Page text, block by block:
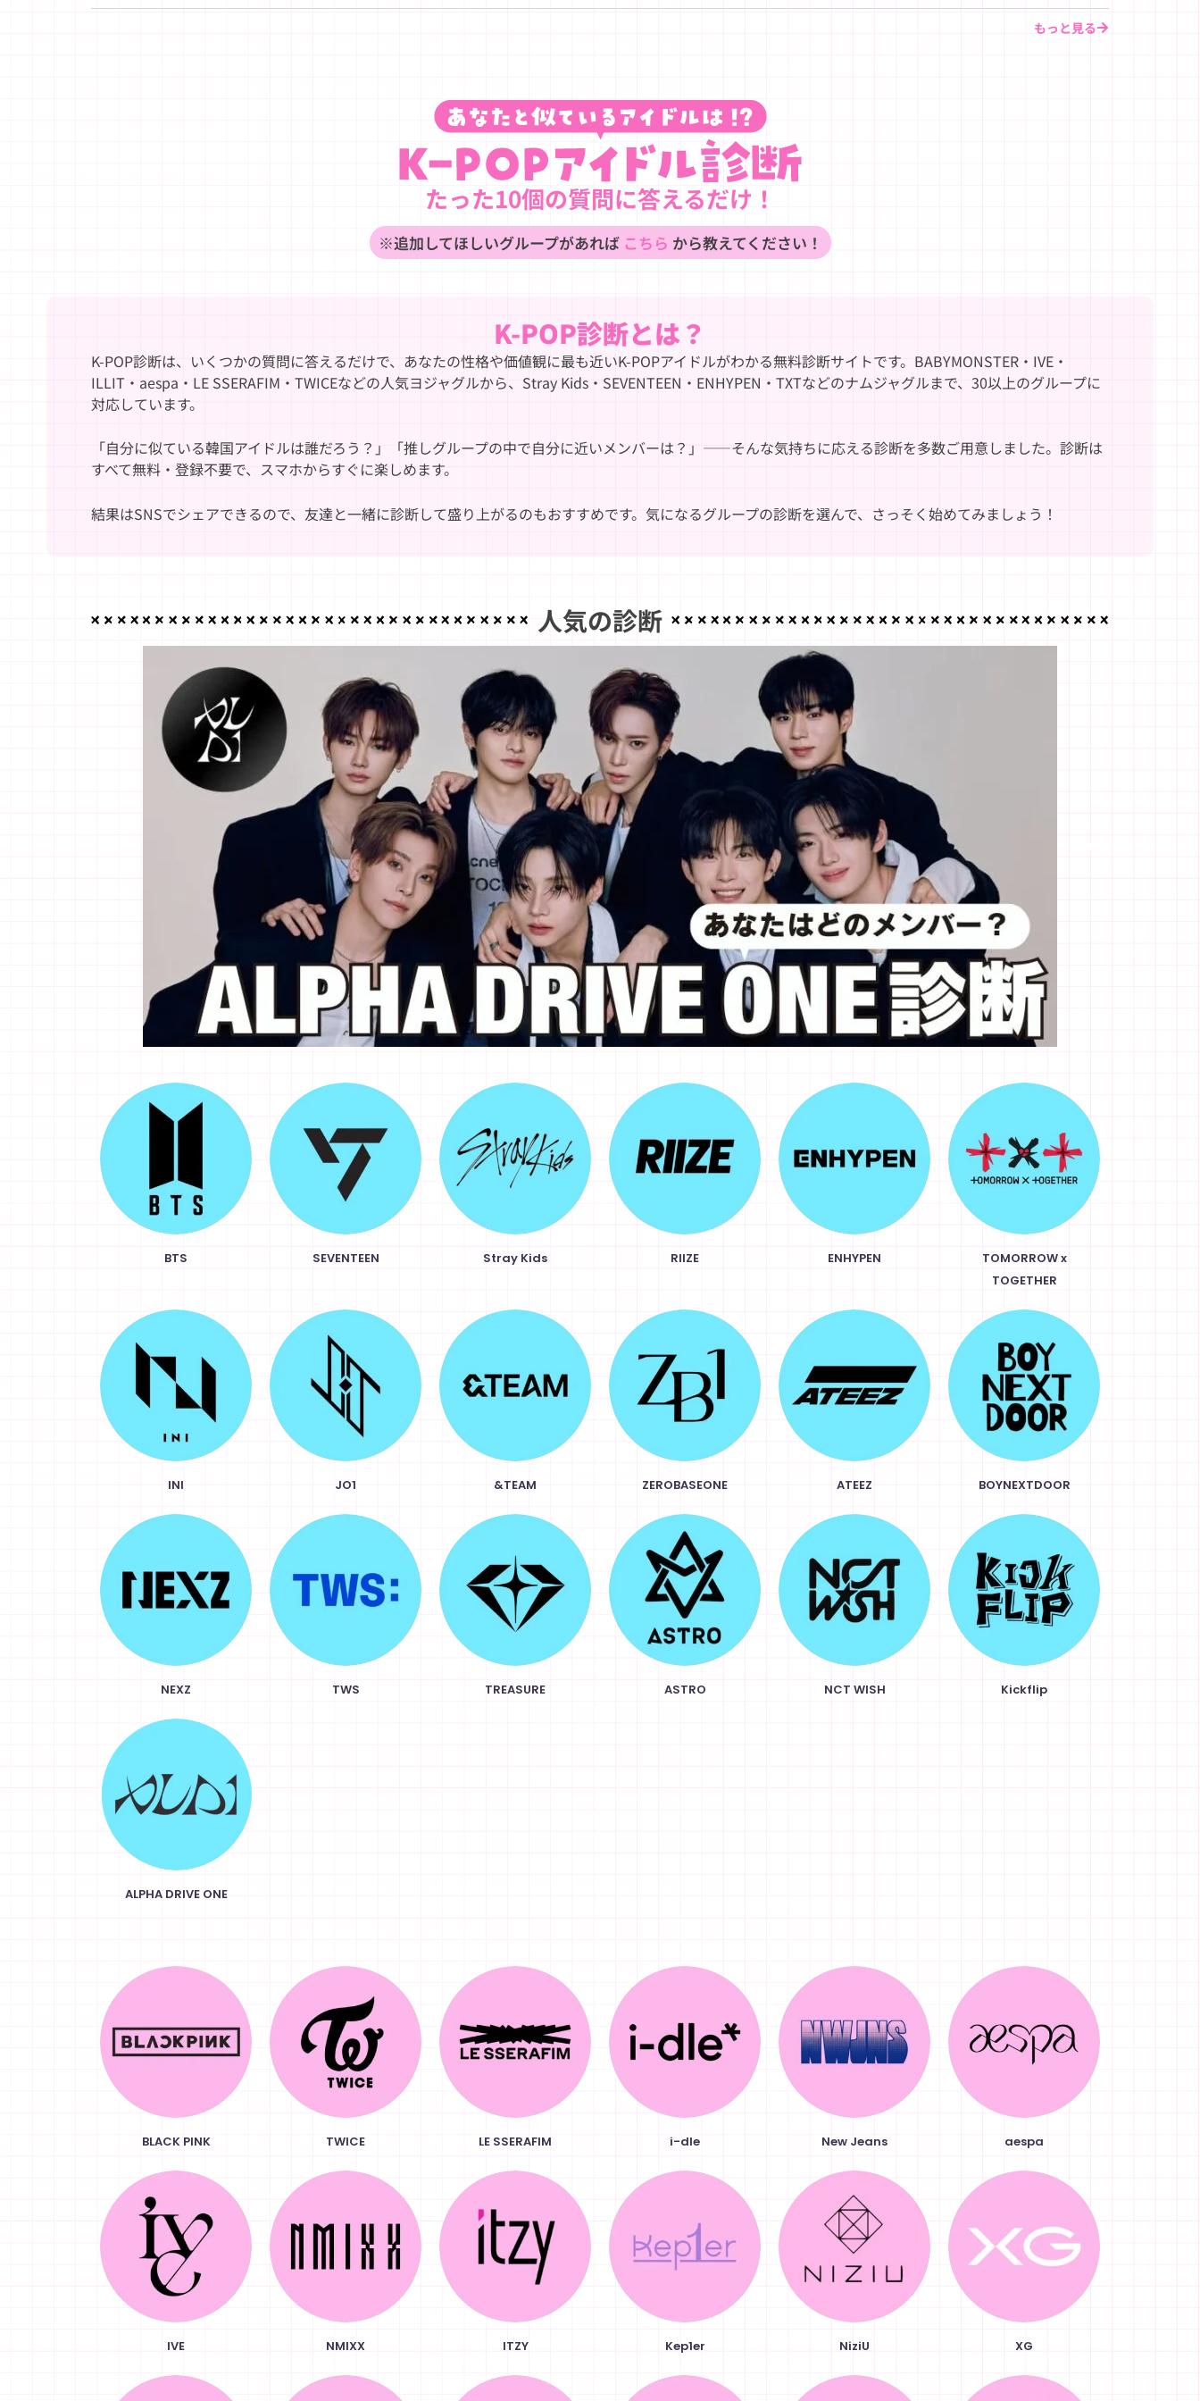
もっと見る
たった10個の質問に答えるだけ！
※追加してほしいグループがあれば こちら から教えてください！
K-POP診断とは？
K-POP診断は、いくつかの質問に答えるだけで、あなたの性格や価値観に最も近いK-POPアイドルがわかる無料診断サイトです。BABYMONSTER・IVE・
ILLIT・aespa・LE SSERAFIM・TWICEなどの人気ヨジャグルから、Stray Kids・SEVENTEEN・ENHYPEN・TXTなどのナムジャグルまで、30以上のグループに
対応しています。
「自分に似ている韓国アイドルは誰だろう？」「推しグループの中で自分に近いメンバーは？」——そんな気持ちに応える診断を多数ご用意しました。診断は
すべて無料・登録不要で、スマホからすぐに楽しめます。
結果はSNSでシェアできるので、友達と一緒に診断して盛り上がるのもおすすめです。気になるグループの診断を選んで、さっそく始めてみましょう！
人気の診断
BTS SEVENTEEN Stray Kids RIIZE ENHYPEN
TOMORROW x
TOGETHER
INI JO1 &TEAM ZEROBASEONE ATEEZ BOYNEXTDOOR
NEXZ TWS TREASURE ASTRO NCT WISH Kickflip
ALPHA DRIVE ONE
BLACK PINK TWICE LE SSERAFIM i-dle New Jeans aespa
IVE NMIXX ITZY Kep1er NiziU XG